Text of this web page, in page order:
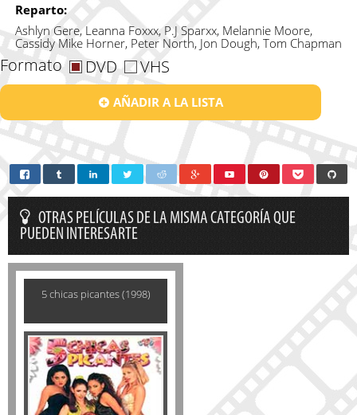
Reparto:
Ashlyn Gere, Leanna Foxxx, P.J Sparxx, Melannie Moore,
Cassidy Mike Horner, Peter North, Jon Dough, Tom Chapman
Formato DVD VHS
AÑADIR A LA LISTA
OTRAS PELÍCULAS DE LA MISMA CATEGORÍA QUE
PUEDEN INTERESARTE
5 chicas picantes (1998)